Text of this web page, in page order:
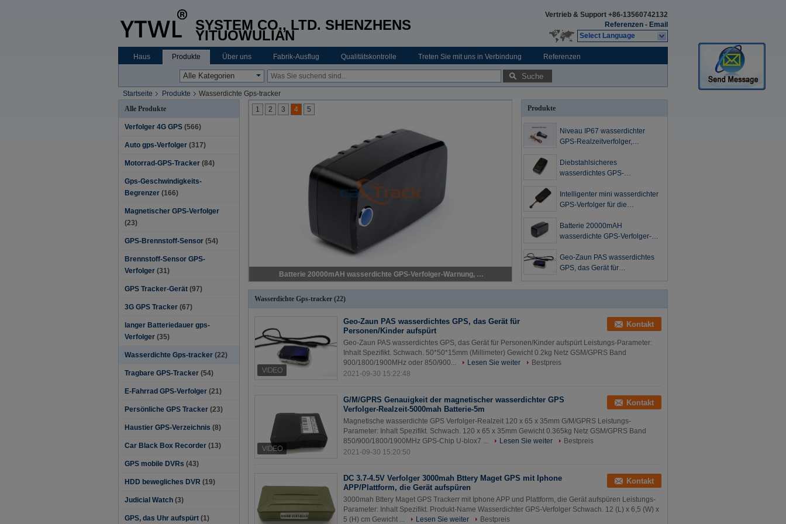
SYSTEM CO., LTD. SHENZHENS
YITUOWULIAN
Vertrieb & Support +86-13560742132
Referenzen - Email
Select Language
Haus Produkte Über uns Fabrik-Ausflug Qualitätskontrolle Treten Sie mit uns in Verbindung Referenzen
Suche
Startseite Produkte
Wasserdichte Gps-tracker
Alle Produkte
Verfolger 4G GPS (566)
Auto gps-Verfolger (317)
Motorrad-GPS-Tracker (84)
Gps-Geschwindigkeits-
Begrenzer (166)
Magnetischer GPS-Verfolger
(23)
GPS-Brennstoff-Sensor (54)
Brennstoff-Sensor GPS-
Verfolger (31)
GPS Tracker-Gerät (97)
3G GPS Tracker (67)
langer Batteriedauer gps-
Verfolger (35)
Wasserdichte Gps-tracker (22)
Tragbare GPS-Tracker (54)
E-Fahrrad GPS-Verfolger (21)
Persönliche GPS Tracker (23)
Haustier GPS-Verzeichnis (8)
Car Black Box Recorder (13)
GPS mobile DVRs (43)
HDD bewegliches DVR (19)
Judicial Watch (3)
GPS, das Uhr aufspürt (1)
Batterie 20000mAH wasserdichte GPS-Verfolger-Warnung, Geo-Zaun GPS Spurhaltung
1 2 3 4 5 Produkte
Niveau IP67 wasserdichter
GPS-Realzeitverfolger,
Spurhaltungsspannung GPSs
gerät-DC80V
Diebstahlsicheres
wasserdichtes GPS-
Schock-Alarm CER
Intelligenter mini wasserdichter
GPS-Verfolger für die
Realzeitspurhaltung
Batterie 20000mAH
wasserdichte GPS-Verfolger-
Spurhaltung
Geo-Zaun PAS wasserdichtes
GPS, das Gerät für
Wasserdichte Gps-tracker (22)
Geo-Zaun PAS wasserdichtes GPS, das Gerät für
Personen/Kinder aufspürt
Kontakt
Geo-Zaun PAS wasserdichtes GPS, das Gerät für Personen/Kinder aufspürt Leistungs-Parameter:
Inhalt Spezifikt. Schwach. 50*50*15mm (Millimeter) Gewicht 0.2kg Netz GSM/GPRS Band
900/1800/1900MHz oder 850/900...
Lesen Sie weiter
Bestpreis
2021-09-30 15:22:48
G/M/GPRS Genauigkeit der magnetischer wasserdichter GPS
Verfolger-Realzeit-5000mah Batterie-5m
Kontakt
Magnetische wasserdichte GPS Verfolger-Realzeit 120 x 65 x 35mm G/M/GPRS Leistungs-
Parameter: Inhalt Spezifikt. Schwach. 120 x 65 x 35mm Gewicht 0.365kg Netz GSM/GPRS Band
850/900/1800/1900MHz GPS-Chip U-blox7 ...
Lesen Sie weiter
Bestpreis
2021-09-30 15:20:50
DC 3.7-4.5V Verfolger 3000mah Bttery Maget GPS mit Iphone
APP/Plattform, die Gerät aufspüren
Kontakt
3000mah Bttery Maget GPS Trackerr mit Iphone APP und Plattform, die Gerät aufspüren Leistungs-
Parameter: Inhalt Spezifikt. Produkt-Name Wasserdichter GPS-Verfolger Schwach. 12 (L) x 6,5 (W) x
5 (H) cm Gewicht ...
Lesen Sie weiter
Bestpreis